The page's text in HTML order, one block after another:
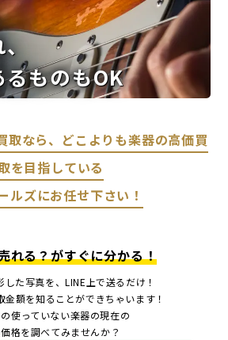
ものもOK
なら、どこよりも楽器の高価買
を目指している
ルズにお任せ下さい！
れる？がすぐに分かる！
した写真を、LINE上で送るだけ！
金額を知ることができちゃいます！
使っていない楽器の現在の
格を調べてみませんか？